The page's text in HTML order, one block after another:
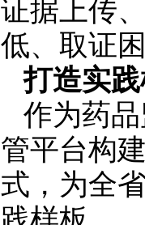
证据上传
低、取证
打造实
作为药
管平台构
式，为全